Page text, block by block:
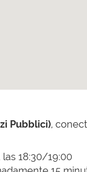
Pubblici),
18:30/19:00